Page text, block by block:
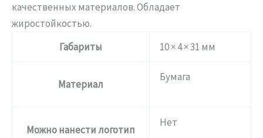
качественных материалов. Обладает
жиростойкостью.
Габариты
10 × 4 × 31 мм
Материал
Бумага
Можно нанести логотип
Нет